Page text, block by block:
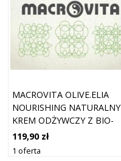
MACROVITA OLIVE.ELIA
NOURISHING NATURALNY
KREM ODŻYWCZY Z BIO-
OLIWĄ I SŁONECZNIKIEM
DO CERY SUCHEJ LUB
119,90 zł
1 oferta